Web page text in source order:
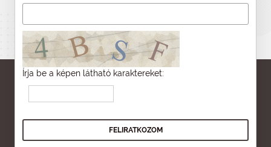
Írja be a képen látható karaktereket: